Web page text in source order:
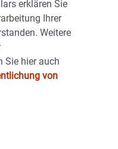
erklären Sie
Ihrer
Weitere
Sie hier auch
von